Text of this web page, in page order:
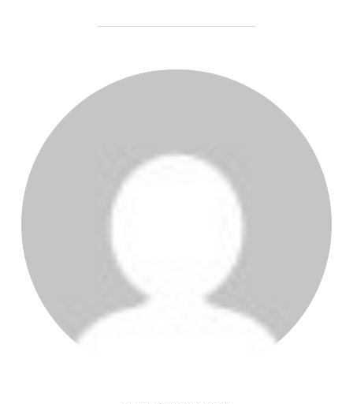
BEITRAGSAUTOR